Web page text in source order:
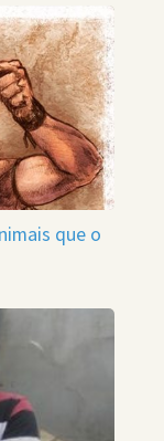
que o